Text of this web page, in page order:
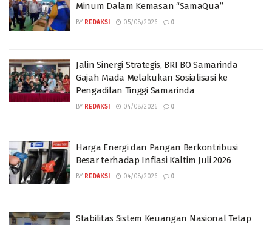
Minum Dalam Kemasan “SamaQua”
BY REDAKSI 05/08/2026 0
Jalin Sinergi Strategis, BRI BO Samarinda
Gajah Mada Melakukan Sosialisasi ke
Pengadilan Tinggi Samarinda
BY REDAKSI 04/08/2026 0
Harga Energi dan Pangan Berkontribusi
Besar terhadap Inflasi Kaltim Juli 2026
BY REDAKSI 04/08/2026 0
Stabilitas Sistem Keuangan Nasional Tetap